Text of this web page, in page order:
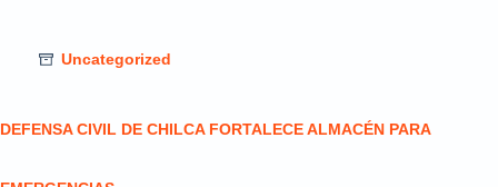
Uncategorized
DEFENSA CIVIL DE CHILCA FORTALECE ALMACÉN PARA